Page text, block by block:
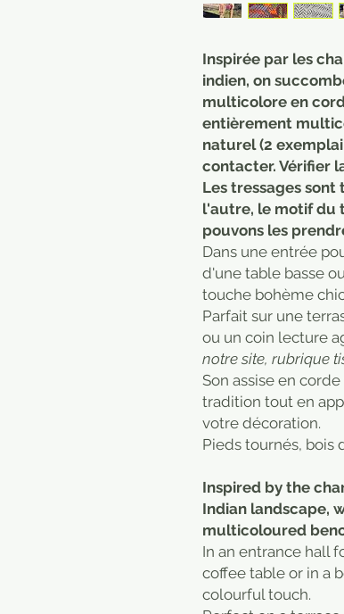
Inspirée par les
indien, on
multicolore en
entièrement
naturel (2
contacter. Vérifier
Les tressages
l'autre, le motif du
pouvons les
Dans une entrée
d'une table basse
touche bohème
Parfait sur une
ou un coin lecture
notre site, rubrique
Son assise en
tradition tout en
votre décoration.
Pieds tournés, bois
Inspired by the
Indian landscape,
multicoloured
In an entrance hall
coffee table or in a
colourful touch.